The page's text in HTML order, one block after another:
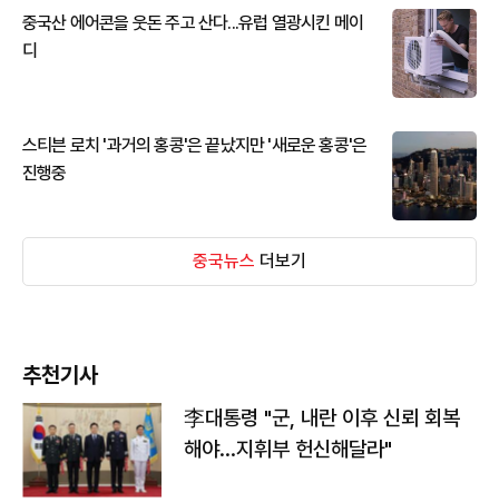
중국산 에어콘을 웃돈 주고 산다...유럽 열광시킨 메이
디
스티븐 로치 '과거의 홍콩'은 끝났지만 '새로운 홍콩'은
진행중
중국뉴스 더보기
추천기사
李대통령 "군, 내란 이후 신뢰 회복
해야…지휘부 헌신해달라"